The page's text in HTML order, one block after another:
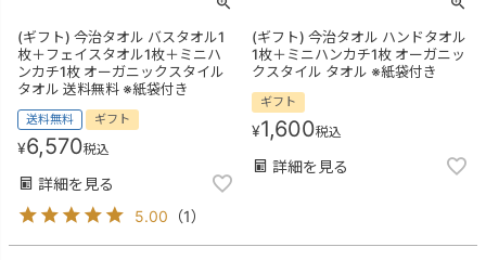
(ギフト) 今治タオル バスタオル1
枚＋フェイスタオル1枚＋ミニハ
ンカチ1枚 オーガニックスタイル
タオル 送料無料 ※紙袋付き
送料無料 ギフト
¥6,570税込
詳細を見る
5.00 （1）
(ギフト) 今治タオル ハンドタオル
1枚＋ミニハンカチ1枚 オーガニッ
クスタイル タオル ※紙袋付き
ギフト
¥1,600税込
詳細を見る